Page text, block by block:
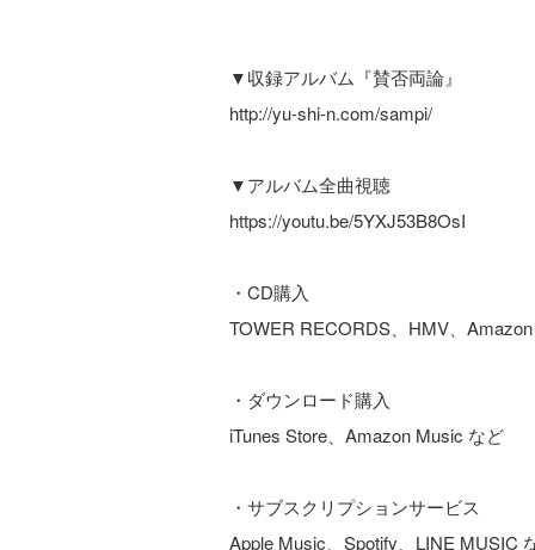
▼収録アルバム『賛否両論』
http://yu-shi-n.com/sampi/
▼アルバム全曲視聴
https://youtu.be/5YXJ53B8OsI
・CD購入
TOWER RECORDS、HMV、
・ダウンロード購入
iTunes Store、Amazon Music など
・サブスクリプションサービス
Apple Music、Spotify、LINE MUSIC